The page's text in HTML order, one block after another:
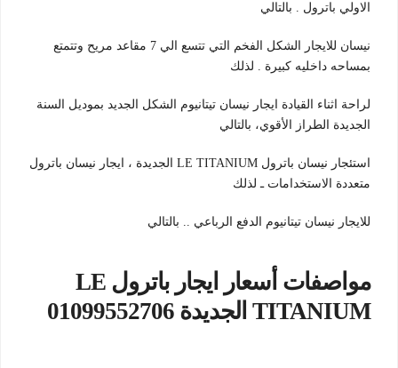
الاولي باترول . بالتالي
نيسان للايجار الشكل الفخم التي تتسع الي 7 مقاعد مريح وتتمتع
بمساحه داخليه كبيرة . لذلك
لراحة اثناء القيادة ايجار نيسان تيتانيوم الشكل الجديد بموديل السنة
الجديدة الطراز الأقوي، بالتالي
استئجار نيسان باترول LE TITANIUM الجديدة ، ايجار نيسان باترول
متعددة الاستخدامات ـ لذلك
للايجار نيسان تيتانيوم الدفع الرباعي .. بالتالي
مواصفات أسعار ايجار باترول LE
TITANIUM الجديدة 01099552706